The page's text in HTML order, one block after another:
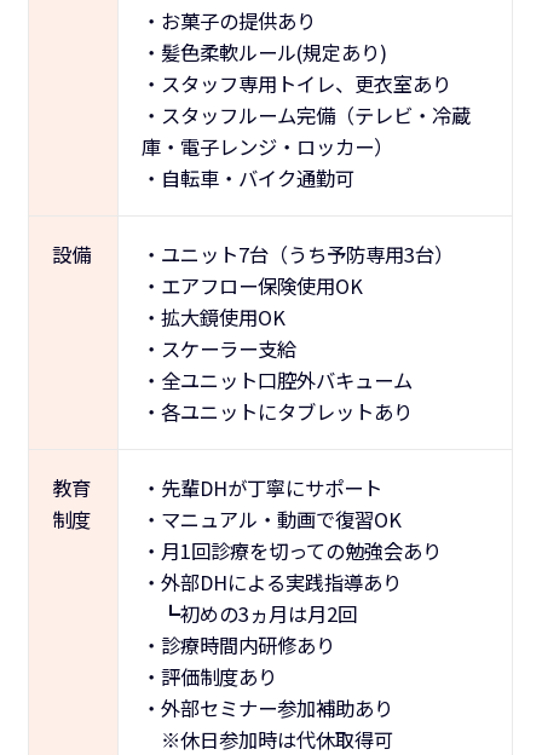
・お菓子の提供あり
・髪色柔軟ルール(規定あり)
・スタッフ専用トイレ、更衣室あり
・スタッフルーム完備（テレビ・冷蔵
庫・電子レンジ・ロッカー）
・自転車・バイク通勤可
設備
・ユニット7台（うち予防専用3台）
・エアフロー保険使用OK
・拡大鏡使用OK
・スケーラー支給
・全ユニット口腔外バキューム
・各ユニットにタブレットあり
教育
制度
・先輩DHが丁寧にサポート
・マニュアル・動画で復習OK
・月1回診療を切っての勉強会あり
・外部DHによる実践指導あり
┗初めの3ヵ月は月2回
・診療時間内研修あり
・評価制度あり
・外部セミナー参加補助あり
※休日参加時は代休取得可